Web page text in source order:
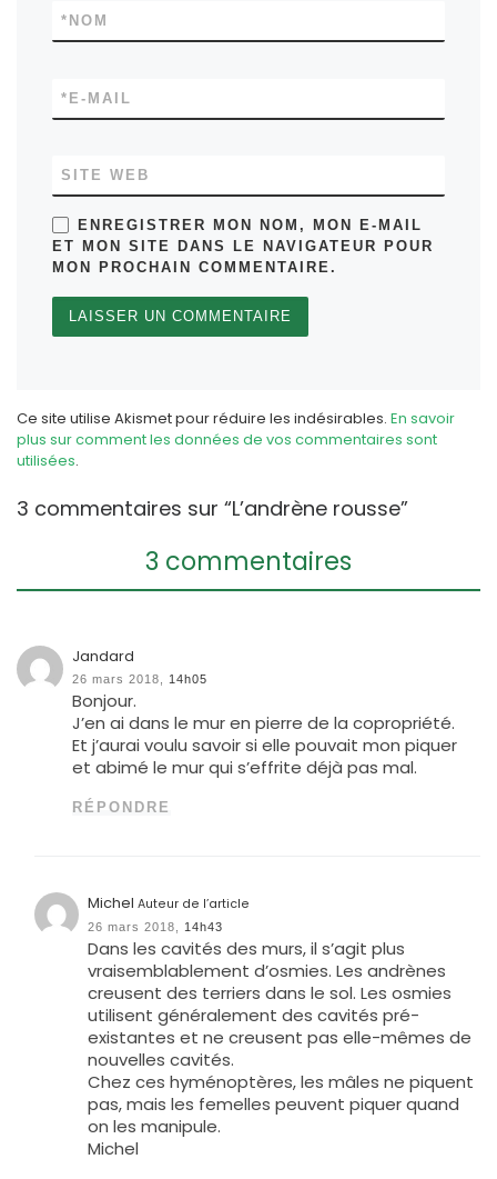
NOM
*
E-MAIL
*
SITE WEB
ENREGISTRER MON NOM, MON E-MAIL
ET MON SITE DANS LE NAVIGATEUR POUR
MON PROCHAIN COMMENTAIRE.
Ce site utilise Akismet pour réduire les indésirables. En savoir
plus sur comment les données de vos commentaires sont
utilisées.
3 commentaires sur “L’andrène rousse”
3 commentaires
Jandard
26 mars 2018, 14h05
Bonjour.
J’en ai dans le mur en pierre de la copropriété.
Et j’aurai voulu savoir si elle pouvait mon piquer
et abimé le mur qui s’effrite déjà pas mal.
RÉPONDRE
MichelAuteur de l’article
26 mars 2018, 14h43
Dans les cavités des murs, il s’agit plus
vraisemblablement d’osmies. Les andrènes
creusent des terriers dans le sol. Les osmies
utilisent généralement des cavités pré-
existantes et ne creusent pas elle-mêmes de
nouvelles cavités.
Chez ces hyménoptères, les mâles ne piquent
pas, mais les femelles peuvent piquer quand
on les manipule.
Michel